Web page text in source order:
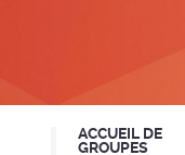
ACCUEIL DE
GROUPES